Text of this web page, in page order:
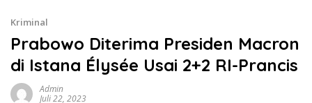
Kriminal
Prabowo Diterima Presiden Macron
di Istana Élysée Usai 2+2 RI-Prancis
Admin
Juli 22, 2023